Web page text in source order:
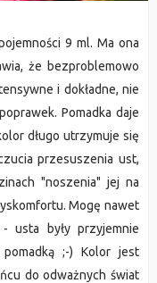
9 ml. Ma ona
że bezproblemowo
i dokładne, nie
Pomadka daje
długo utrzymuje się
przesuszenia ust,
"noszenia" jej na
Mogę nawet
usta były przyjemnie
;-) Kolor jest
do odważnych świat